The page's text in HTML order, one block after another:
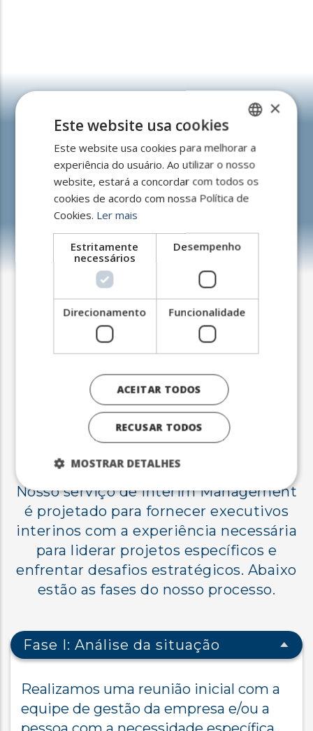
Nos últimos 10 anos,
fornecemos interim
managerspara mais de 300
projetos estratégicos
temporários.
Como
trabalhamos?
Nosso serviço de Interim Management
é projetado para fornecer executivos
interinos com a experiência necessária
para liderar projetos específicos e
enfrentar desafios estratégicos. Abaixo
estão as fases do nosso processo.
Fase I: Análise da situação
Realizamos uma reunião inicial com a
equipe de gestão da empresa e/ou a
SPANISH
ENGLISH
PORTUGUESE
×
Este website usa cookies
Este website usa cookies para melhorar a
experiência do usuário. Ao utilizar o nosso
website, estará a concordar com todos os
cookies de acordo com nossa Política de
Cookies. Ler mais
Estritamente
necessários
Desempenho
Direcionamento Funcionalidade
ACEITAR TODOS
RECUSAR TODOS
MOSTRAR DETALHES